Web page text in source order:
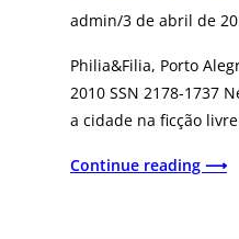
admin/3 de abril de
Philia&Filia, Porto
2010 SSN 2178-1737
a cidade na ficção
Continue reading ⟶